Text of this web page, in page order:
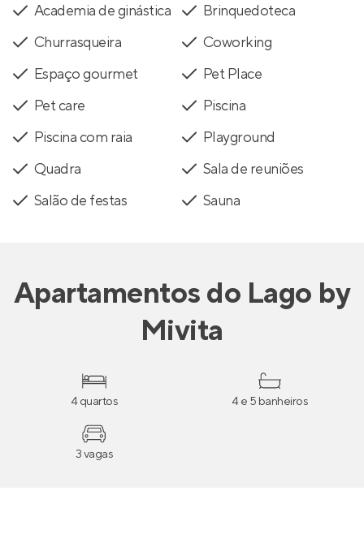
Academia de ginástica
Brinquedoteca
Churrasqueira
Coworking
Espaço gourmet
Pet Place
Pet care
Piscina
Piscina com raia
Playground
Quadra
Sala de reuniões
Salão de festas
Sauna
Apartamentosdo Lago by
Mivita
4 quartos 4 e 5 banheiros
3 vagas